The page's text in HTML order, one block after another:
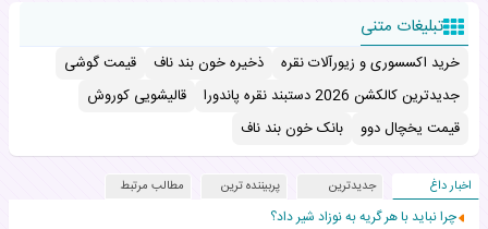
تبلیغات متنی
خرید اکسسوری و زیورآلات نقره ذخیره خون بند ناف
قیمت گوشی
جدیدترین کالکشن 2026 دستبند نقره پاندورا
قالیشویی کوروش
قیمت یخچال دوو
بانک خون بند ناف
اخبار داغ جدیدترین پربیننده ترین مطالب مرتبط
چرا نباید با هر گریه به نوزاد شیر داد؟